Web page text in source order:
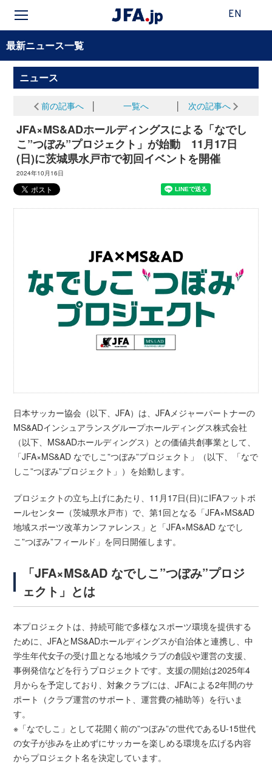
EN
最新ニュース一覧
ニュース
前の記事へ 一覧へ 次の記事へ
JFA×MS&ADホールディングスによる「なでし
こ”つぼみ”プロジェクト」が始動 11月17日
(日)に茨城県水戸市で初回イベントを開催
2024年10月16日
日本サッカー協会（以下、JFA）は、JFAメジャーパートナーの
MS&ADインシュアランスグループホールディングス株式会社
（以下、MS&ADホールディングス）との価値共創事業として、
「JFA×MS&AD なでしこ”つぼみ”プロジェクト」（以下、「なで
しこ”つぼみ”プロジェクト」）を始動します。
プロジェクトの立ち上げにあたり、11月17日(日)にIFAフットボ
ールセンター（茨城県水戸市）で、第1回となる「JFA×MS&AD
地域スポーツ改革カンファレンス」と「JFA×MS&AD なでし
こ”つぼみ”フィールド」を同日開催します。
「JFA×MS&AD なでしこ”つぼみ”プロジ
ェクト」とは
本プロジェクトは、持続可能で多様なスポーツ環境を提供する
ために、JFAとMS&ADホールディングスが自治体と連携し、中
学生年代女子の受け皿となる地域クラブの創設や運営の支援、
事例発信などを行うプロジェクトです。支援の開始は2025年4
月からを予定しており、対象クラブには、JFAによる2年間のサ
ポート（クラブ運営のサポート、運営費の補助等）を行いま
す。
※「なでしこ」として花開く前の”つぼみ”の世代であるU-15世代
の女子が歩みを止めずにサッカーを楽しめる環境を広げる内容
からプロジェクト名を決定しています。